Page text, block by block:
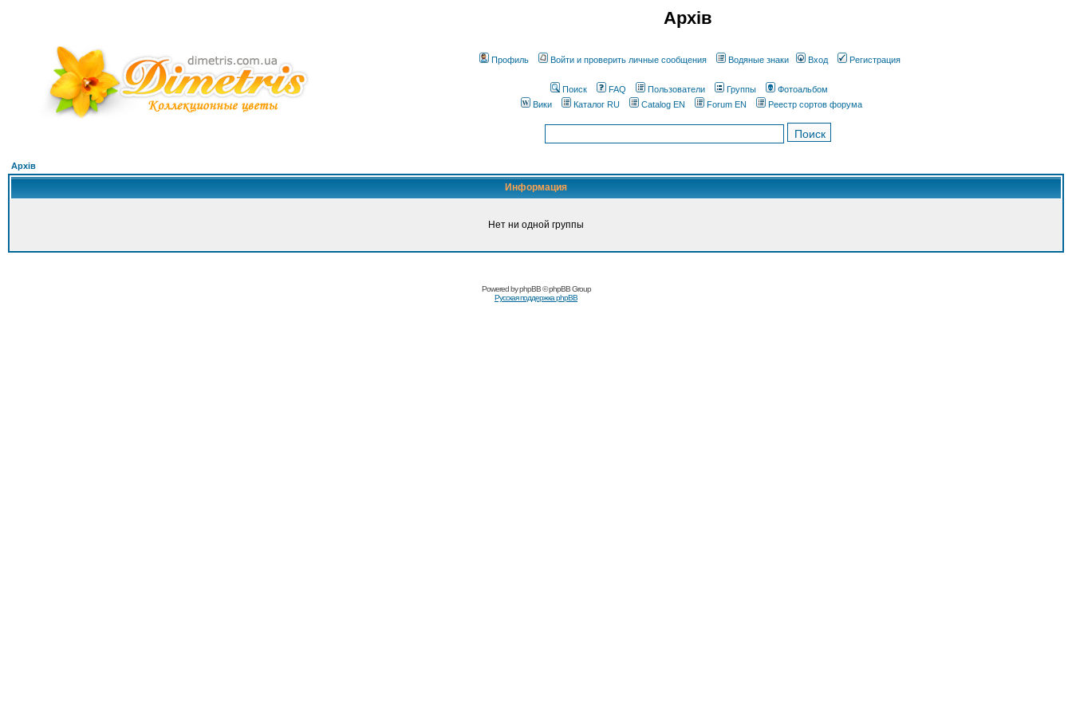
Архів
Профиль Войти и проверить личные сообщения Водяные знаки Вход Регистрация
Поиск FAQ Пользователи Группы
Фотоальбом
Вики
Каталог RU Catalog EN Forum EN Реестр сортов форума
Архів
Информация
Нет ни одной группы
Powered byphpBB© phpBB Group
Русская поддержка phpBB